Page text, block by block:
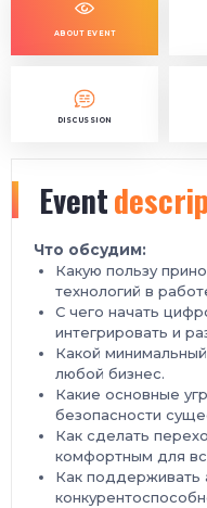
ABOUT EVENT
DISCUSSION
Event
Что обсудим:
Какую пользу
технологий в
С чего начать
интегрировать и
Какой
любой бизнес.
Какие основные
безопасности
Как сделать
комфортным для
Как поддерживать